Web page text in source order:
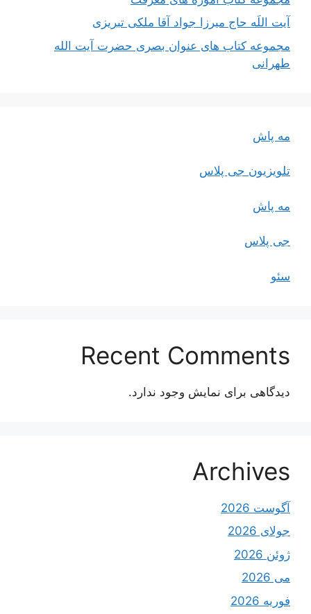
آیت اللَه حاج میرزا جواد آقا ملکی تبریزی
مجموعه کتاب های عنوان بصری حضرت آیت الله
طهرانی
مه پاش
تلویزیون جی پلاس
مه پاش
جی پلاس
سئو
Recent Comments
دیدگاهی برای نمایش وجود ندارد.
Archives
آگوست 2026
جولای 2026
ژوئن 2026
می 2026
فوریه 2026